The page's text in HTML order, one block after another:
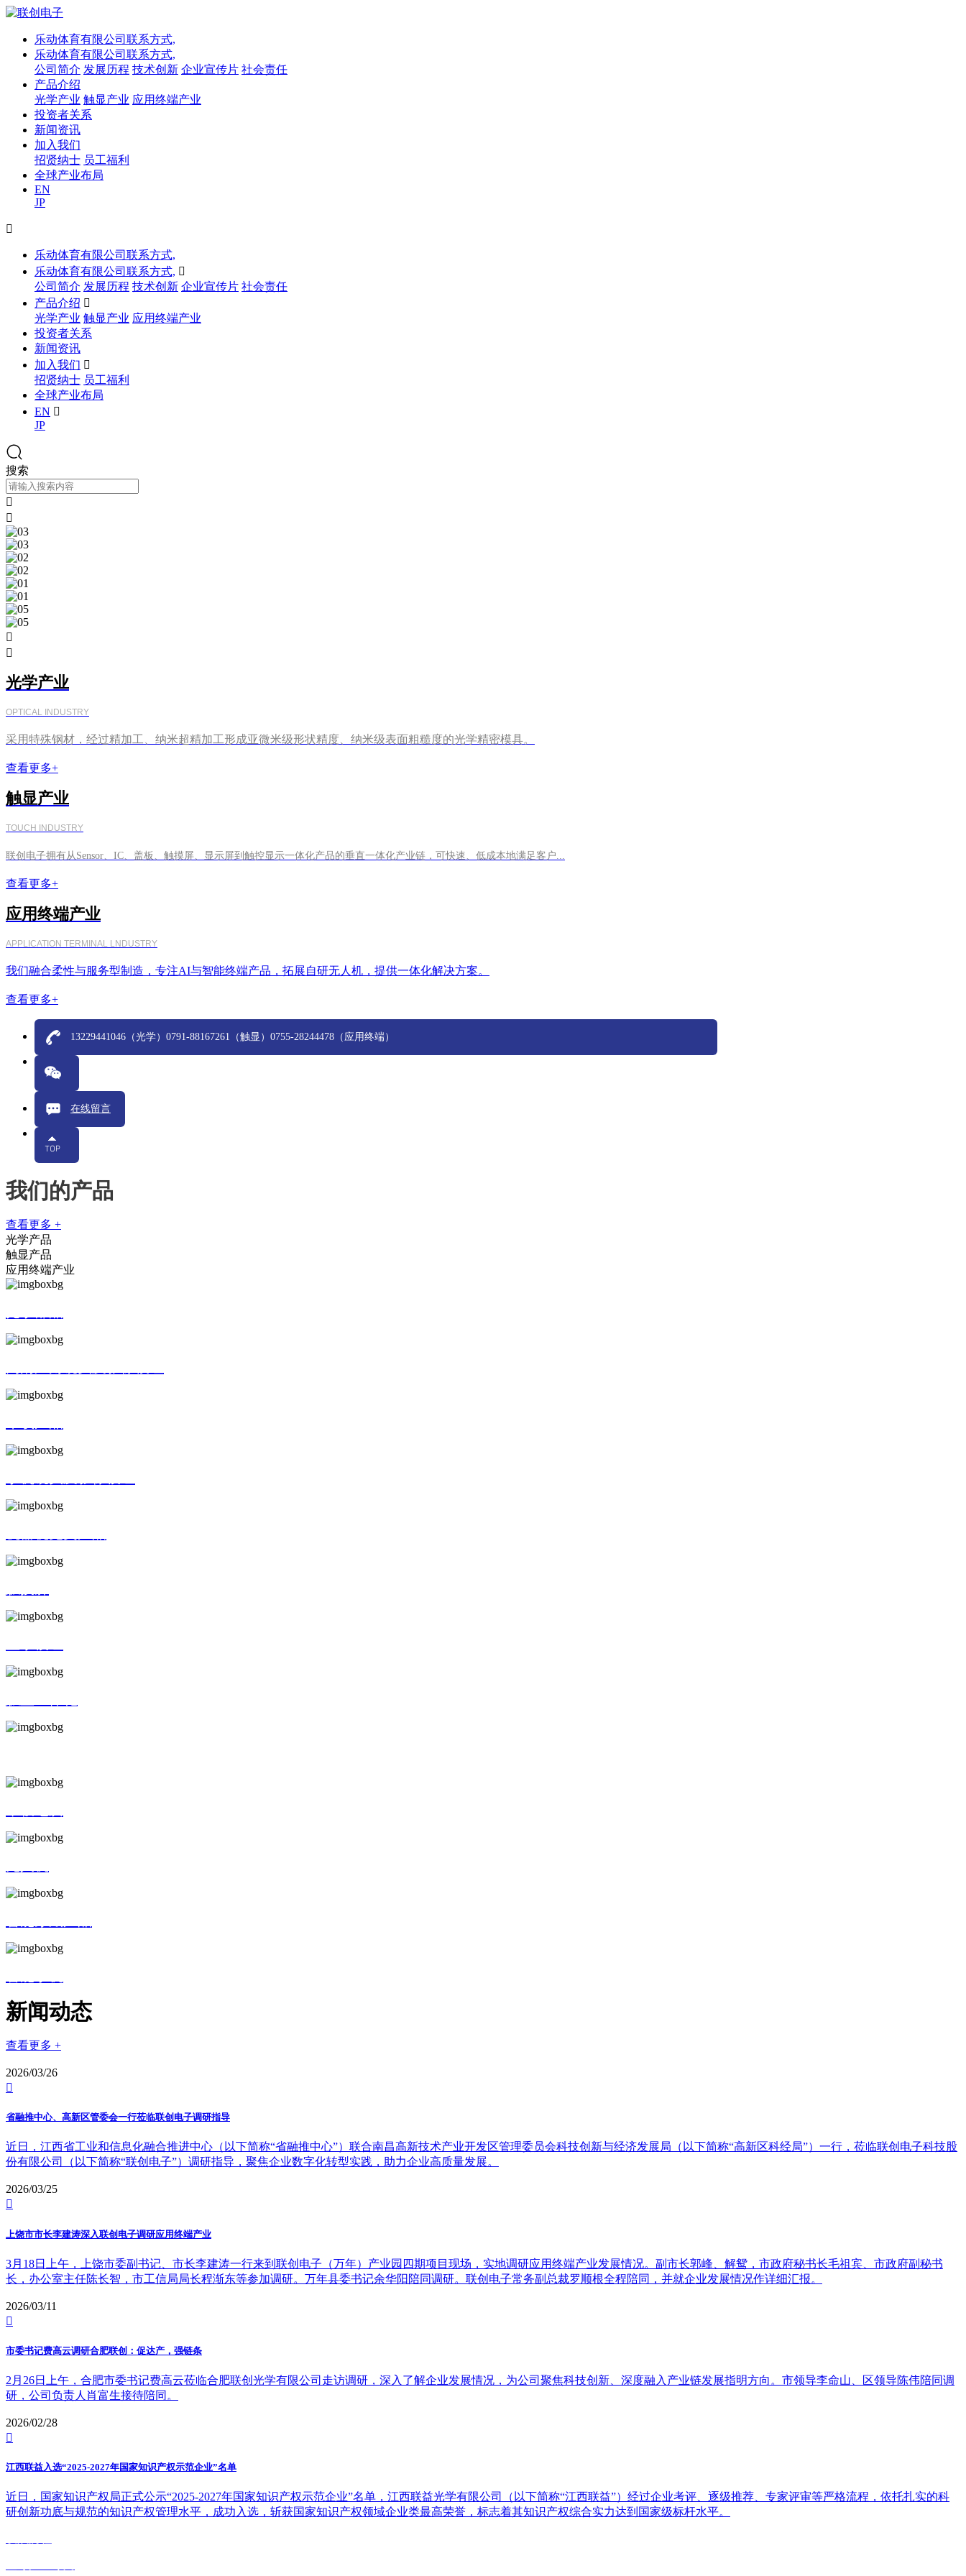
乐动体育有限公司联系方式,
乐动体育有限公司联系方式,
公司简介 发展历程 技术创新 企业宣传片 社会责任
产品介绍
光学产业 触显产业 应用终端产业
投资者关系
新闻资讯
加入我们
招贤纳士 员工福利
全球产业布局
EN
JP

乐动体育有限公司联系方式,
乐动体育有限公司联系方式, 
公司简介 发展历程 技术创新 企业宣传片 社会责任
产品介绍 
光学产业 触显产业 应用终端产业
投资者关系
新闻资讯
加入我们 
招贤纳士 员工福利
全球产业布局
EN 
JP
搜索




光学产业
OPTICAL INDUSTRY
采用特殊钢材，经过精加工、纳米超精加工形成亚微米级形状精度、纳米级表面粗糙度的光学精密模具。
查看更多+
触显产业
TOUCH INDUSTRY
联创电子拥有从Sensor、IC、盖板、触摸屏、显示屏到触控显示一体化产品的垂直一体化产业链，可快速、低成本地满足客户...
查看更多+
应用终端产业
APPLICATION TERMINAL LNDUSTRY
我们融合柔性与服务型制造，专注AI与智能终端产品，拓展自研无人机，提供一体化解决方案。
查看更多+
13229441046（光学）0791-88167261（触显）0755-28244478（应用终端）
在线留言
我们的产品
查看更多 +
光学产品
触显产品
应用终端产业
新闻动态
查看更多 +
2026/03/26

省融推中心、高新区管委会一行莅临联创电子调研指导
近日，江西省工业和信息化融合推进中心（以下简称“省融推中心”）联合南昌高新技术产业开发区管理委员会科技创新与经济发展局（以下简称“高新区科经局”）一行，莅临联创电子科技股
份有限公司（以下简称“联创电子”）调研指导，聚焦企业数字化转型实践，助力企业高质量发展。
2026/03/25

上饶市市长李建涛深入联创电子调研应用终端产业
3月18日上午，上饶市委副书记、市长李建涛一行来到联创电子（万年）产业园四期项目现场，实地调研应用终端产业发展情况。副市长郭峰、解鸳，市政府秘书长毛祖宾、市政府副秘书
长，办公室主任陈长智，市工信局局长程渐东等参加调研。万年县委书记余华阳陪同调研。联创电子常务副总裁罗顺根全程陪同，并就企业发展情况作详细汇报。
2026/03/11

市委书记费高云调研合肥联创：促达产，强链条
2月26日上午，合肥市委书记费高云莅临合肥联创光学有限公司走访调研，深入了解企业发展情况，为公司聚焦科技创新、深度融入产业链发展指明方向。市领导李命山、区领导陈伟陪同调
研，公司负责人肖富生接待陪同。
2026/02/28

江西联益入选“2025-2027年国家知识产权示范企业”名单
近日，国家知识产权局正式公示“2025-2027年国家知识产权示范企业”名单，江西联益光学有限公司（以下简称“江西联益”）经过企业考评、逐级推荐、专家评审等严格流程，依托扎实的科
研创新功底与规范的知识产权管理水平，成功入选，斩获国家知识产权领域企业类最高荣誉，标志着其知识产权综合实力达到国家级标杆水平。